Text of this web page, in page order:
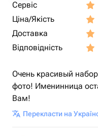
Сервіс
Ціна/Якість
Доставка
Відповідність
Очень красивый
фото! Именинница
Вам!
Перекласти на